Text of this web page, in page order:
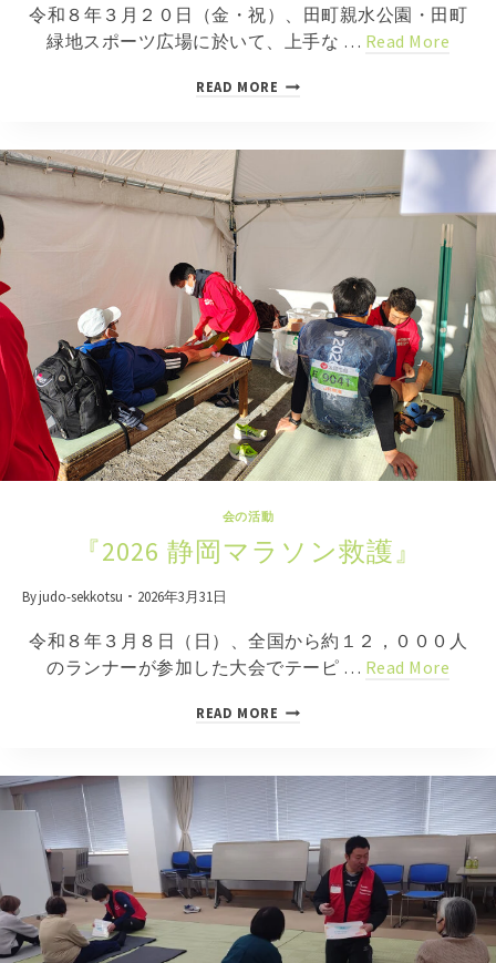
令和８年３月２０日（金・祝）、田町親水公園・田町
緑地スポーツ広場に於いて、上手な … Read More
READ MORE 『
手
な
転
び
方
教
』
会の活動
『2026 静岡マラソン救護』
Byjudo-sekkotsu 2026年3月31日
令和８年３月８日（日）、全国から約１２，０００人
のランナーが参加した大会でテーピ … Read More
READ MORE 『
2
6
静
マ
ラ
ソ